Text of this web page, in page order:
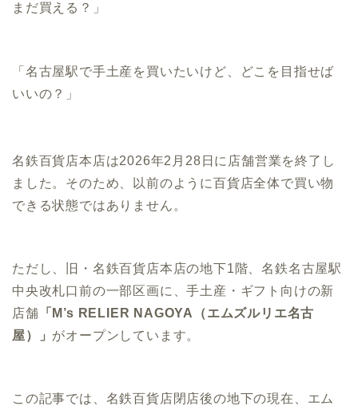
まだ買える？」
「名古屋駅で手土産を買いたいけど、どこを目指せば
いいの？」
名鉄百貨店本店は2026年2月28日に店舗営業を終了し
ました。そのため、以前のように百貨店全体で買い物
できる状態ではありません。
ただし、旧・名鉄百貨店本店の地下1階、名鉄名古屋駅
中央改札口前の一部区画に、手土産・ギフト向けの新
店舗 「M’s RELIER NAGOYA（エムズルリエ名古
屋）」 がオープンしています。
この記事では、名鉄百貨店閉店後の地下の現在、エム